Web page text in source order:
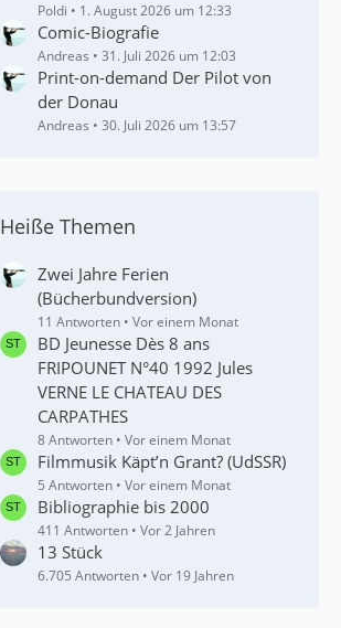
Poldi 1. August 2026 um 12:33
Comic-Biografie
Andreas 31. Juli 2026 um 12:03
Print-on-demand Der Pilot von
der Donau
Andreas 30. Juli 2026 um 13:57
Heiße Themen
Zwei Jahre Ferien
(Bücherbundversion)
11 Antworten Vor einem Monat
BD Jeunesse Dès 8 ans
FRIPOUNET N°40 1992 Jules
VERNE LE CHATEAU DES
CARPATHES
8 Antworten Vor einem Monat
Filmmusik Käpt’n Grant? (UdSSR)
5 Antworten Vor einem Monat
Bibliographie bis 2000
411 Antworten Vor 2 Jahren
13 Stück
6.705 Antworten Vor 19 Jahren